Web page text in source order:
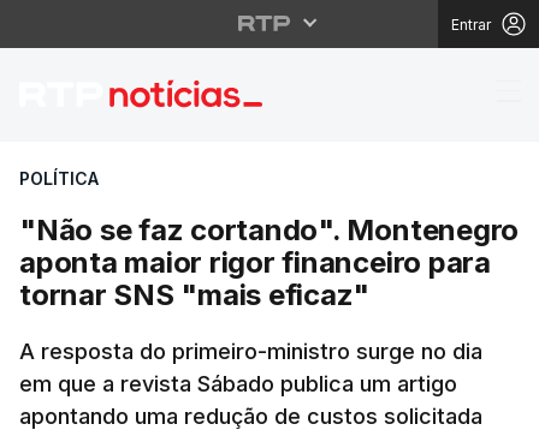
Entrar
"Não se faz
POLÍTICA
"Não se faz cortando". Montenegro
aponta maior rigor financeiro para
tornar SNS "mais eficaz"
A resposta do primeiro-ministro surge no dia
em que a revista Sábado publica um artigo
apontando uma redução de custos solicitada